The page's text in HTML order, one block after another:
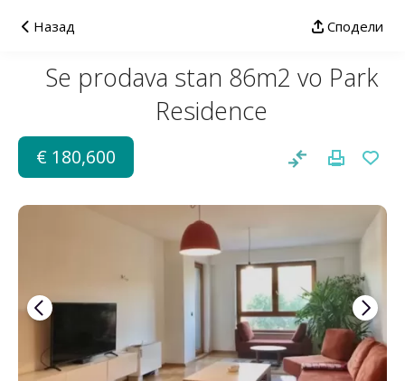
Назад Сподели
Se prodava stan 86m2 vo Park
Residence
€ 180,600